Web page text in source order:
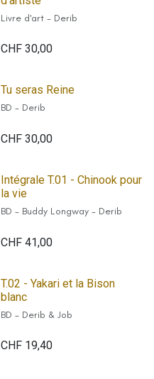
Livre d'art - Derib
CHF 30,00
Tu seras Reine
BD - Derib
CHF 30,00
Intégrale T.01 - Chinook pour
la vie
BD - Buddy Longway - Derib
CHF 41,00
T.02 - Yakari et la Bison
blanc
BD - Derib & Job
CHF 19,40